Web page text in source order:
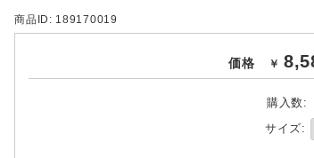
商品ID: 189170019
価格 ￥
購入数
サイズ